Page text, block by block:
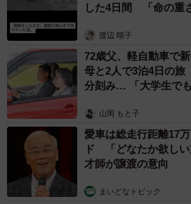
した4日間 「命の重
渡辺 晴子
72歳父、軽自動車で
母と2人で3泊4日の
分刻み… 「大学生でも
山岡 もと子
愛車は総走行距離17
ド 「どなたか欲し
才師が譲渡の意向
まいどなトピック